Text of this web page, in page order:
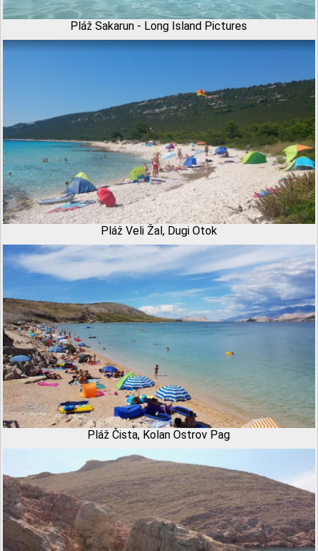
Pláž Sakarun - Long Island Pictures
Pláž Veli Žal, Dugi Otok
Pláž Čista, Kolan Ostrov Pag